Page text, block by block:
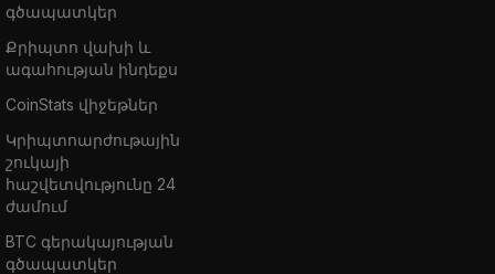
գծապատկեր
Քրիպտո վախի և
ագահության ինդեքս
CoinStats վիջեթներ
Կրիպտոարժութային
շուկայի
հաշվետվությունը 24
ժամում
BTC գերակայության
գծապատկեր